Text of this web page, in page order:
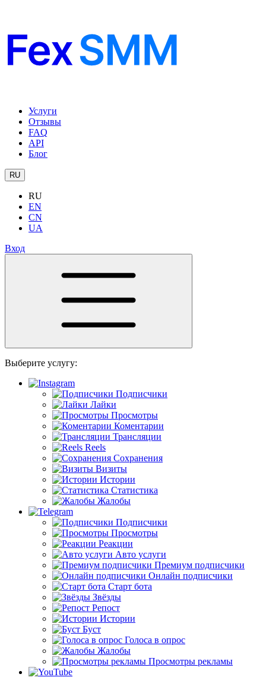
Услуги
Отзывы
FAQ
API
Блог
RU
RU
EN
CN
UA
Вход
Выберите услугу:
Подписчики
Лайки
Просмотры
Коментарии
Трансляции
Reels
Сохранения
Визиты
Истории
Статистика
Жалобы
Подписчики
Просмотры
Реакции
Авто услуги
Премиум подписчики
Онлайн подписчики
Старт бота
Звёзды
Репост
Истории
Буст
Голоса в опрос
Жалобы
Просмотры рекламы